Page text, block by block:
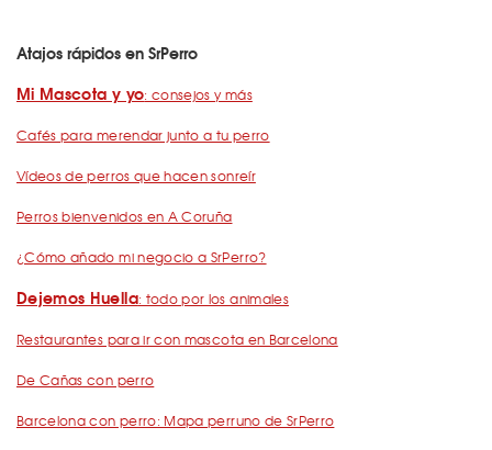
Atajos rápidos en SrPerro
Mi Mascota y yo: consejos y más
Cafés para merendar junto a tu perro
Vídeos de perros que hacen sonreír
Perros bienvenidos en A Coruña
¿Cómo añado mi negocio a SrPerro?
Dejemos Huella: todo por los animales
Restaurantes para ir con mascota en Barcelona
De Cañas con perro
Barcelona con perro: Mapa perruno de SrPerro